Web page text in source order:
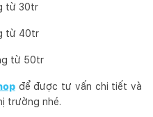
từ 30tr
từ 40tr
từ 50tr
để được tư vấn chi tiết và
trường nhé.